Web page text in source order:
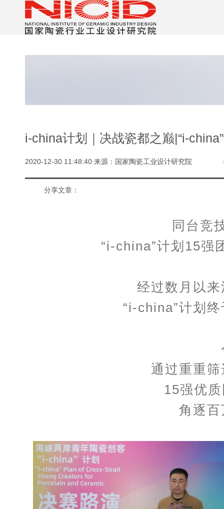
i-china计划｜决战瓷都之巅|“i-
2020-12-30 11:48:40 来源：国家陶瓷工业设计研究院
分享文章：
同台竞
“i-china”计划15强
经过数月以
“i-china”计划
通过重重
15强优
角逐